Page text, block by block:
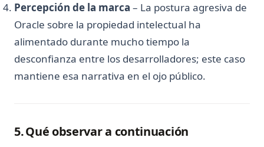
Percepción de la marca – La postura agresiva de
Oracle sobre la propiedad intelectual ha
alimentado durante mucho tiempo la
desconfianza entre los desarrolladores; este caso
mantiene esa narrativa en el ojo público.
5. Qué observar a continuación